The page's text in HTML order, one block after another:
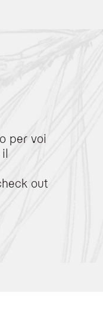
standard per continuare a
per voi
out